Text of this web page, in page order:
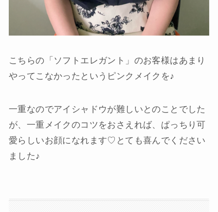
こちらの「ソフトエレガント」のお客様はあまり
やってこなかったというピンクメイクを♪
一重なのでアイシャドウが難しいとのことでした
が、一重メイクのコツをおさえれば、ぱっちり可
愛らしいお顔になれます♡とても喜んでください
ました♪